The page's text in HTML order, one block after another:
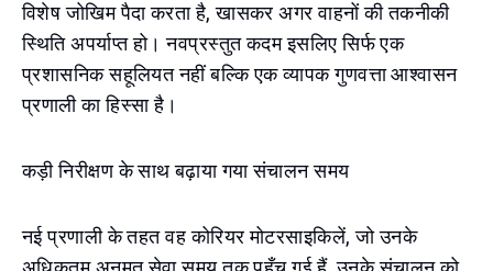
विशेष जोखिम पैदा करता है, खासकर अगर वाहनों की तकनीकी
स्थिति अपर्याप्त हो। नवप्रस्तुत कदम इसलिए सिर्फ एक
प्रशासनिक सहूलियत नहीं बल्कि एक व्यापक गुणवत्ता आश्वासन
प्रणाली का हिस्सा है।
कड़ी निरीक्षण के साथ बढ़ाया गया संचालन समय
नई प्रणाली के तहत वह कोरियर मोटरसाइकिलें, जो उनके